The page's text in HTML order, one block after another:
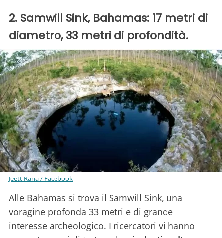
2. Samwill Sink, Bahamas: 17 metri di
diametro, 33 metri di profondità.
Jeett Rana / Facebook
Alle Bahamas si trova il Samwill Sink, una
voragine profonda 33 metri e di grande
interesse archeologico. I ricercatori vi hanno